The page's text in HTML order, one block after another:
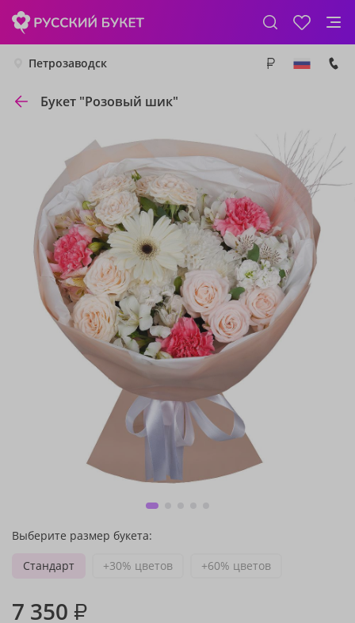
Петрозаводск
Букет "Розовый шик"
Выберите размер букета:
Стандарт
+30% цветов +60% цветов
7 350 ₽